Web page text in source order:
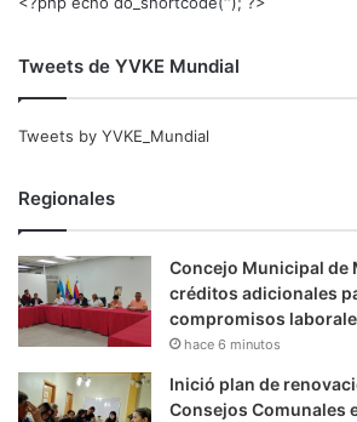
Tweets de YVKE Mundial
Tweets by YVKE_Mundial
Regionales
Concejo Municipal de
créditos adicionales
compromisos
hace 6 minutos
Inició plan de
Consejos Comunales